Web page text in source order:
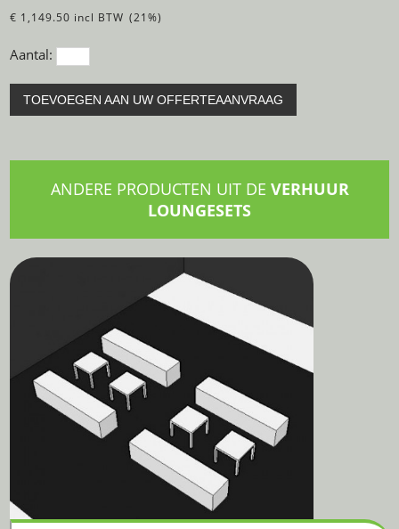
€ 1,149.50 incl BTW (21%)
Aantal:
TOEVOEGEN AAN UW OFFERTEAANVRAAG
ANDERE PRODUCTEN UIT DE VERHUUR
LOUNGESETS